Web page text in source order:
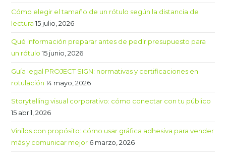
Cómo elegir el tamaño de un rótulo según la distancia de
lectura 15 julio, 2026
Qué información preparar antes de pedir presupuesto para
un rótulo 15 junio, 2026
Guía legal PROJECT SIGN: normativas y certificaciones en
rotulación 14 mayo, 2026
Storytelling visual corporativo: cómo conectar con tu público
15 abril, 2026
Vinilos con propósito: cómo usar gráfica adhesiva para vender
más y comunicar mejor 6 marzo, 2026